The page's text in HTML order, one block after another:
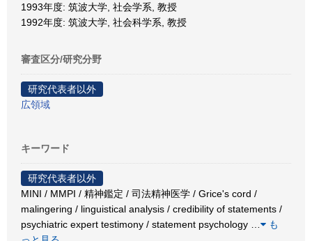
1993年度: 筑波大学, 社会学系, 教授
1992年度: 筑波大学, 社会科学系, 教授
審査区分/研究分野
研究代表者以外
広領域
キーワード
研究代表者以外
MINI / MMPI / 精神鑑定 / 司法精神医学 / Grice's cord /
malingering / linguistical analysis / credibility of statements /
psychiatric expert testimony / statement psychology
も